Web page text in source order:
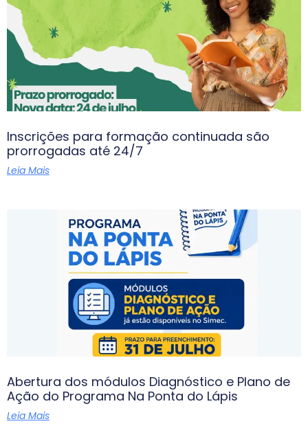
Inscrições para formação continuada são
prorrogadas até 24/7
Leia Mais
Abertura dos módulos Diagnóstico e Plano de
Ação do Programa Na Ponta do Lápis
Leia Mais